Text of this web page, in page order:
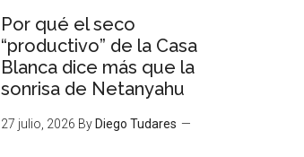
Por qué el seco
“productivo” de la Casa
Blanca dice más que la
sonrisa de Netanyahu
27 julio, 2026 By Diego Tudares